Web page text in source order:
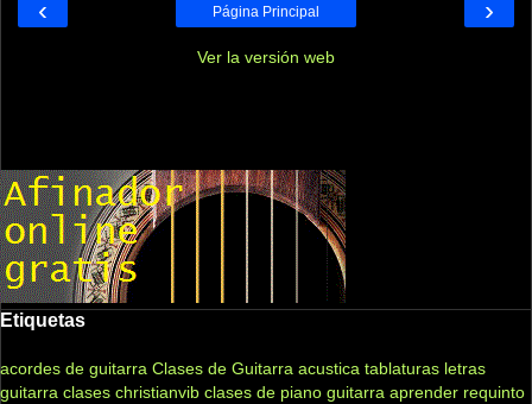
‹ ›
Página Principal
Ver la versión web
Etiquetas
acordes de guitarra Clases de Guitarra acustica tablaturas letras
guitarra clases christianvib clases de piano guitarra aprender requinto